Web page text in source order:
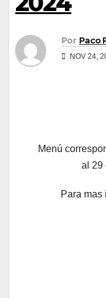
Por Paco
NOV 24,
Menú
al 29
Para mas